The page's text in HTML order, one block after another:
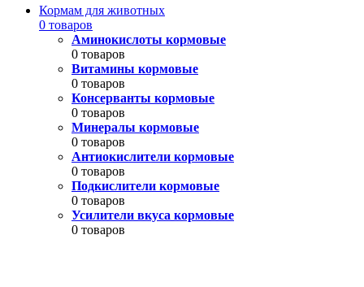
Кормам для животных
0 товаров
Аминокислоты кормовые
0 товаров
Витамины кормовые
0 товаров
Консерванты кормовые
0 товаров
Минералы кормовые
0 товаров
Антиокислители кормовые
0 товаров
Подкислители кормовые
0 товаров
Усилители вкуса кормовые
0 товаров